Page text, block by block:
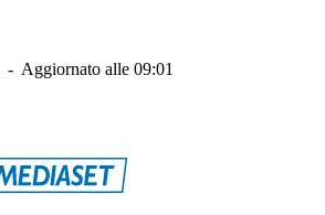
- Aggiornato alle 09:01